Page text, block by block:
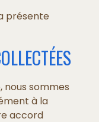
présente
nous sommes
à la
accord